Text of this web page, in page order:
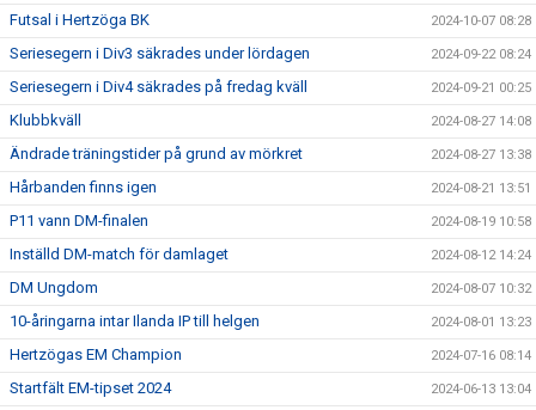
Futsal i Hertzöga BK 2024-10-07 08:28
Seriesegern i Div3 säkrades under lördagen 2024-09-22 08:24
Seriesegern i Div4 säkrades på fredag kväll 2024-09-21 00:25
Klubbkväll 2024-08-27 14:08
Ändrade träningstider på grund av mörkret 2024-08-27 13:38
Hårbanden finns igen 2024-08-21 13:51
P11 vann DM-finalen 2024-08-19 10:58
Inställd DM-match för damlaget 2024-08-12 14:24
DM Ungdom 2024-08-07 10:32
10-åringarna intar Ilanda IP till helgen 2024-08-01 13:23
Hertzögas EM Champion 2024-07-16 08:14
Startfält EM-tipset 2024 2024-06-13 13:04